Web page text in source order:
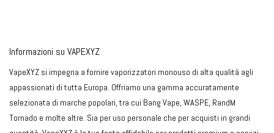
Informazioni su VAPEXYZ
VapeXYZ si impegna a fornire vaporizzatori monouso di alta qualità agli
appassionati di tutta Europa. Offriamo una gamma accuratamente
selezionata di marche popolari, tra cui Bang Vape, WASPE, RandM
Tornado e molte altre. Sia per uso personale che per acquisti in grandi